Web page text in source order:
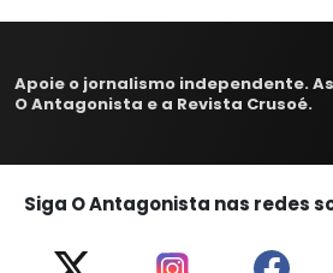
Apoie o jornalismo independente.
O Antagonista e a Revista Crusoé.
Siga O Antagonista nas redes